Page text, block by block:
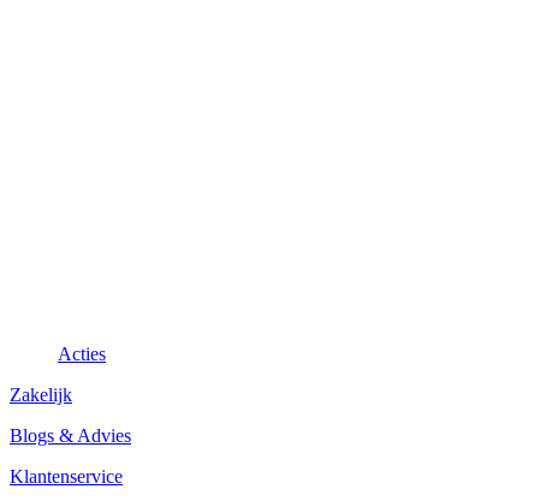
Acties
Zakelijk
Blogs & Advies
Klantenservice